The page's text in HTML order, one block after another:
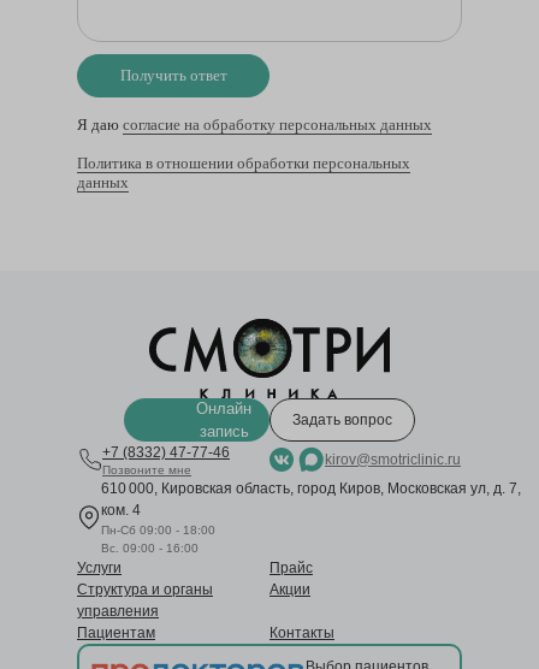
Получить ответ
Я даю согласие на обработку персональных данных
Политика в отношении обработки персональных
данных
Онлайн
запись
Задать вопрос
+7 (8332) 47-77-46
Позвоните мне
kirov@smotriclinic.ru
610 000, Кировская область, город Киров, Московская ул, д. 7,
ком. 4
Пн-Сб 09:00 - 18:00
Вс. 09:00 - 16:00
Услуги
Прайс
Структура и органы
управления
Акции
Пациентам
Контакты